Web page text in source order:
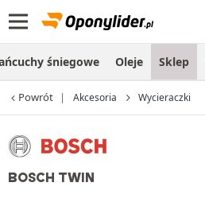
śniegowe Oleje Sklep
Powrót Akcesoria Wycieraczki
BOSCH TWIN